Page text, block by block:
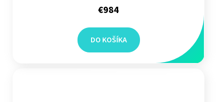
€984
DO KOŠÍKA